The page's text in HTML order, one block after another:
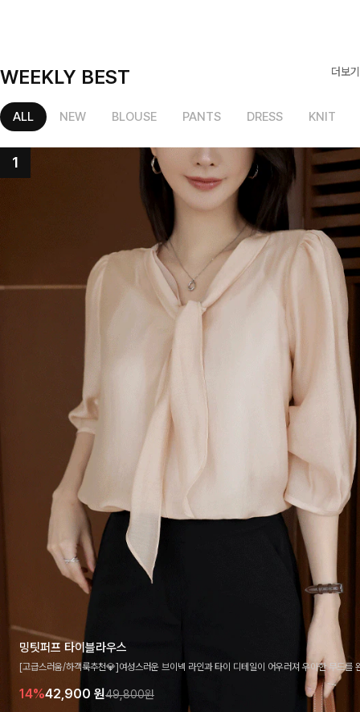
WEEKLY BEST 더보기
ALL NEW BLOUSE PANTS DRESS KNIT
밍팃퍼프 타이블라우스
[고급스러움/하객룩추천💎]여성스러운 브이넥 라인과 타이 디테일이 어우러져 우아한 무드를
라우스 🤍 여유로운 7부 소매로 편안하게 착용되며 데일리룩부터 출근룩, 하객룩까지 세련된
기 좋은 아이템이에요
14%42,900 원49,800원